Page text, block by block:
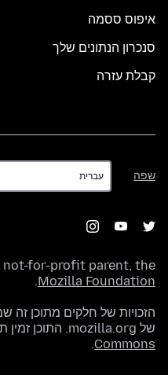
איפוס ססמה
סנכרון הנתונים שלך
קבלת עזרה
שפה
שפה
not-for-profit parent, the
Mozilla Foundation
.
של mozilla.org. התוכן זמין תחת
Commons
.